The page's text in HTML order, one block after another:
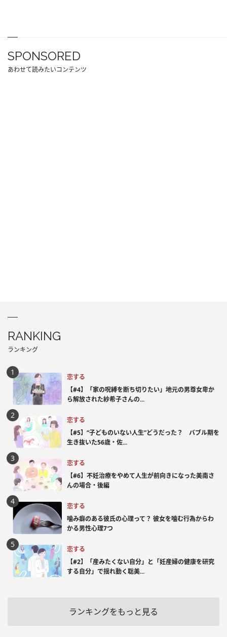
SPONSORED
あわせて読みたいコンテンツ
RANKING
ランキング
恋する
【#4】「家の呪縛を断ち切りたい」地元の男尊女卑か
ら解放された紗希子さんの...
恋する
【#5】“子どものいない人生”どうだった？ バブル期を
生き抜いた56歳・佐...
恋する
【#6】不妊治療をやめて人生が前向きになった美南さ
んの場合・後編
恋する
噛み癖のある彼氏の心理って？ 彼女を噛む行為からわ
かる男性心理7つ
恋する
【#2】「産みたくない自分」と「妊産婦の健康を研究
する自分」で揺れ動く聡美...
ランキングをもっと見る